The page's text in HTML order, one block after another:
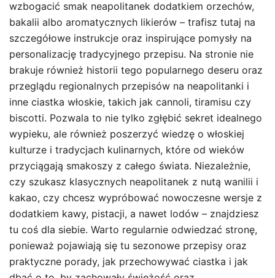
wzbogacić smak neapolitanek dodatkiem orzechów,
bakalii albo aromatycznych likierów – trafisz tutaj na
szczegółowe instrukcje oraz inspirujące pomysły na
personalizację tradycyjnego przepisu. Na stronie nie
brakuje również historii tego popularnego deseru oraz
przeglądu regionalnych przepisów na neapolitanki i
inne ciastka włoskie, takich jak cannoli, tiramisu czy
biscotti. Pozwala to nie tylko zgłębić sekret idealnego
wypieku, ale również poszerzyć wiedzę o włoskiej
kulturze i tradycjach kulinarnych, które od wieków
przyciągają smakoszy z całego świata. Niezależnie,
czy szukasz klasycznych neapolitanek z nutą wanilii i
kakao, czy chcesz wypróbować nowoczesne wersje z
dodatkiem kawy, pistacji, a nawet lodów – znajdziesz
tu coś dla siebie. Warto regularnie odwiedzać stronę,
ponieważ pojawiają się tu sezonowe przepisy oraz
praktyczne porady, jak przechowywać ciastka i jak